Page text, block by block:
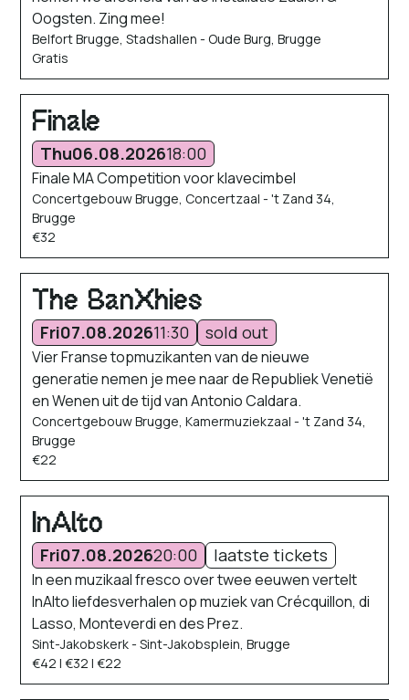
Oogsten. Zing mee!
Belfort Brugge, Stadshallen - Oude Burg, Brugge
Gratis
Finale
Thu06.08.202618:00
Finale MA Competition voor klavecimbel
Concertgebouw Brugge, Concertzaal - 't Zand 34,
Brugge
€32
The BanXhies
Fri07.08.202611:30 sold out
Vier Franse topmuzikanten van de nieuwe
generatie nemen je mee naar de Republiek Venetië
en Wenen uit de tijd van Antonio Caldara.
Concertgebouw Brugge, Kamermuziekzaal - 't Zand 34,
Brugge
€22
InAlto
Fri07.08.202620:00 laatste tickets
In een muzikaal fresco over twee eeuwen vertelt
InAlto liefdesverhalen op muziek van Crécquillon, di
Lasso, Monteverdi en des Prez.
Sint-Jakobskerk - Sint-Jakobsplein, Brugge
€42 | €32 | €22